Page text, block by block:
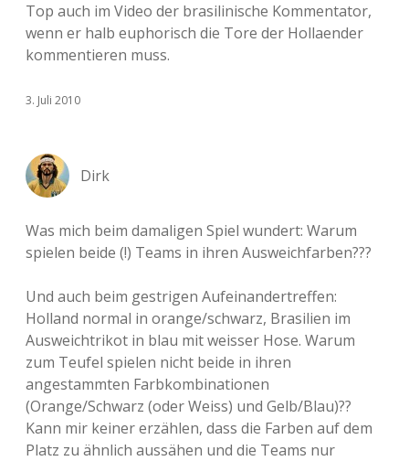
Top auch im Video der brasilinische Kommentator,
wenn er halb euphorisch die Tore der Hollaender
kommentieren muss.
3. Juli 2010
Dirk
Was mich beim damaligen Spiel wundert: Warum
spielen beide (!) Teams in ihren Ausweichfarben???
Und auch beim gestrigen Aufeinandertreffen:
Holland normal in orange/schwarz, Brasilien im
Ausweichtrikot in blau mit weisser Hose. Warum
zum Teufel spielen nicht beide in ihren
angestammten Farbkombinationen
(Orange/Schwarz (oder Weiss) und Gelb/Blau)??
Kann mir keiner erzählen, dass die Farben auf dem
Platz zu ähnlich aussähen und die Teams nur